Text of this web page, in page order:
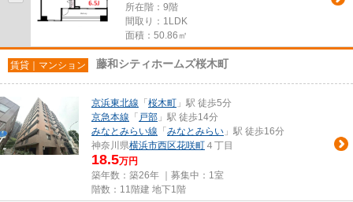
所在階：9階
間取り：1LDK
面積：50.86㎡
賃貸｜マンション 藤和シティホームズ桜木町
京浜東北線 「 桜木町 」駅 徒歩5分
京急本線 「 戸部 」駅 徒歩14分
みなとみらい線 「 みなとみらい 」駅 徒歩16分
神奈川県横浜市西区花咲町 ４丁目
18.5万円
築年数：築26年 ｜募集中： 1室
階数：11階建 地下1階